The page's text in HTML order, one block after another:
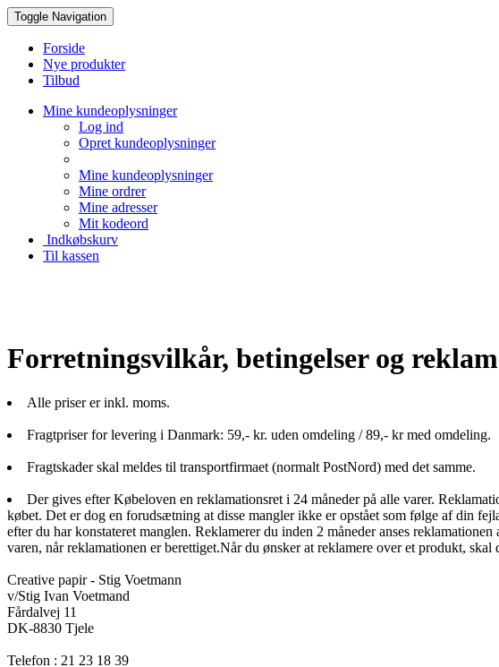
Toggle Navigation
Forside
Nye produkter
Tilbud
Mine kundeoplysninger
Log ind
Opret kundeoplysninger
Mine kundeoplysninger
Mine ordrer
Mine adresser
Mit kodeord
Indkøbskurv
Til kassen
Forretningsvilkår, betingelser og
Alle priser er inkl. moms.
Fragtpriser for levering i Danmark: 59,- kr. uden omdeling / 89,- kr med omdeling.
Fragtskader skal meldes til transportfirmaet (normalt PostNord) med det samme.
Der gives efter Købeloven en reklamationsret i 24 måneder på alle varer.
købet. Det er dog en forudsætning at disse mangler ikke er opstået som følge af din
efter du har konstateret manglen. Reklamerer du inden 2 måneder anses
varen, når reklamationen er berettiget.Når du ønsker at reklamere over et produkt, skal
Creative papir - Stig Voetmann
v/Stig Ivan Voetmand
Fårdalvej 11
DK-8830 Tjele
Telefon : 21 23 18 39